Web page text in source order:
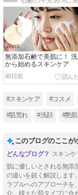
無添加石鹸で美肌に！
から始めるスキンケア
40日前
#スキンケア #コスメ
#肌荒れ #洗顔 #艶肌
このブログのここが
スキン
肌に優しいとされる無添
の違いを鋭く解説します
ラブルへのアプローチを
介。様々な肌タイプに合